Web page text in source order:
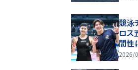
競泳
ロス
間性
2026/